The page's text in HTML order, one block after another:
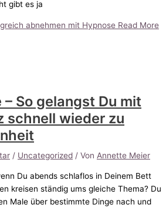
gibt es ja
abnehmen mit Hypnose Read More
– So gelangst Du mit
schnell wieder zu
/ Uncategorized / Von Annette Meier
Du abends schlaflos in Deinem Bett
kreisen ständig ums gleiche Thema? Du
Male über bestimmte Dinge nach und